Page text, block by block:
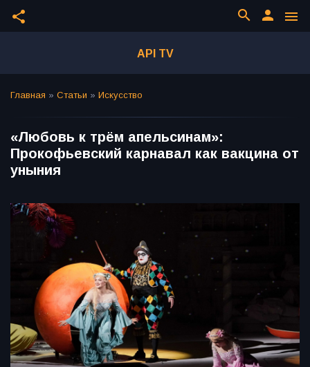
share menu
person
search
API TV
Главная » Статьи » Искусство
«Любовь к трём апельсинам»:
Прокофьевский карнавал как вакцина от
уныния